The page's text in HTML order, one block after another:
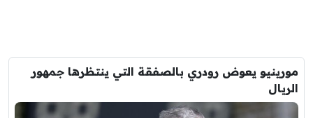
مورينيو يعوض رودري بالصفقة التي ينتظرها جمهور
الريال